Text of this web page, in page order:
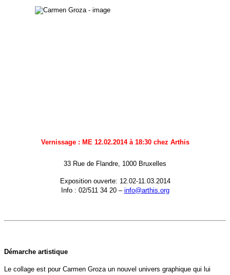
Vernissage : ME 12.02.2014 à 18:30 chez Arthis
33 Rue de Flandre, 1000 Bruxelles
Exposition ouverte: 12.02-11.03.2014
Info : 02/511 34 20 – info@arthis.org
Démarche artistique
Le collage est pour Carmen Groza un nouvel univers graphique qui lui